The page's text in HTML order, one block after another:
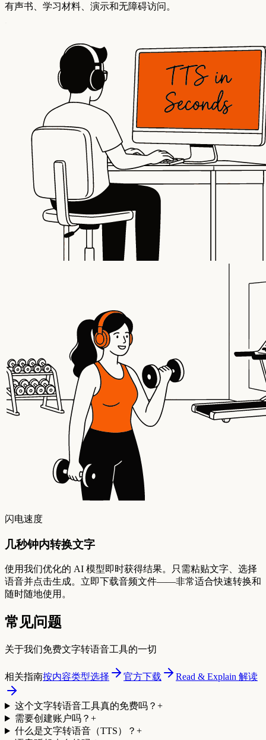
有声书、学习材料、演示和无障碍访问。
闪电速度
几秒钟内转换文字
使用我们优化的 AI 模型即时获得结果。只需粘贴文字、选择
语音并点击生成。立即下载音频文件——非常适合快速转换和
随时随地使用。
常见问题
关于我们免费文字转语音工具的一切
相关指南按内容类型选择 官方下载 Read & Explain 解读
这个文字转语音工具真的免费吗？ +
需要创建账户吗？ +
什么是文字转语音（TTS）？ +